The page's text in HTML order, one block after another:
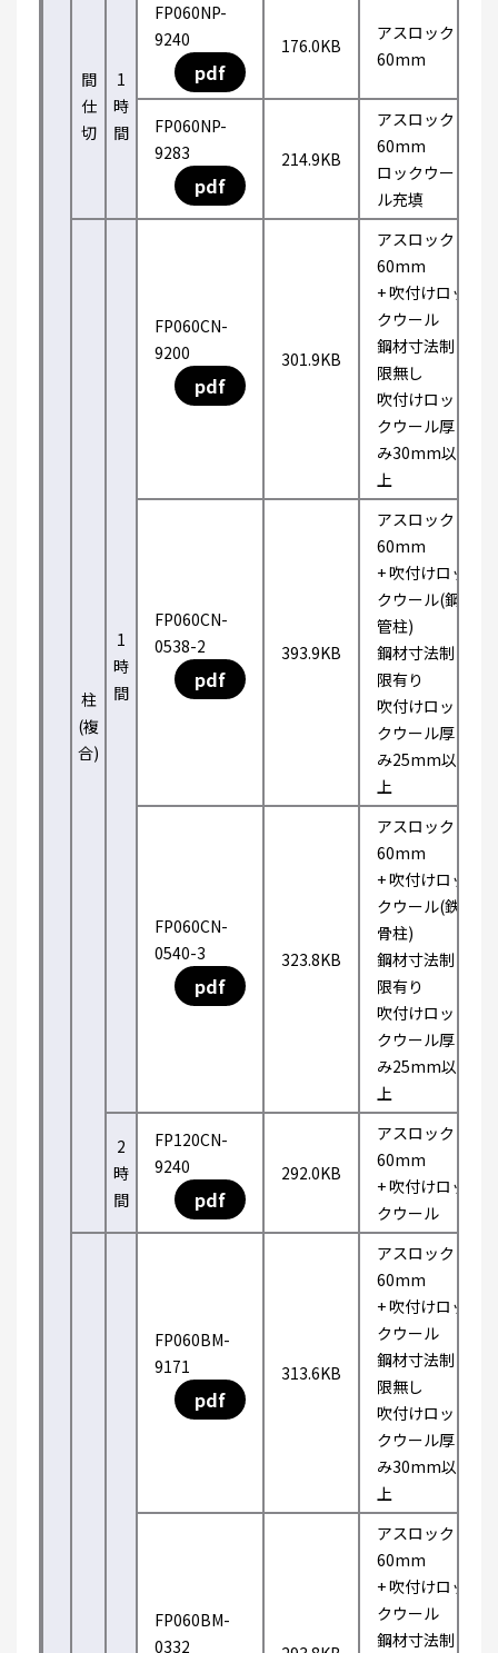
間
仕
切
1
時
間
FP060NP-
9240
pdf
176.0KB
アスロック
60mm
FP060NP-
9283
pdf
214.9KB
アスロック
60mm
ロックウー
ル充填
柱
(複
合)
1
時
間
FP060CN-
9200
pdf
301.9KB
アスロック
60mm
+ 吹付けロッ
クウール
鋼材寸法制
限無し
吹付けロッ
クウール厚
み30mm以
上
FP060CN-
0538-2
pdf
393.9KB
アスロック
60mm
+ 吹付けロッ
クウール(鋼
管柱)
鋼材寸法制
限有り
吹付けロッ
クウール厚
み25mm以
上
FP060CN-
0540-3
pdf
323.8KB
アスロック
60mm
+ 吹付けロッ
クウール(鉄
骨柱)
鋼材寸法制
限有り
吹付けロッ
クウール厚
み25mm以
上
2
時
間
FP120CN-
9240
pdf
292.0KB
アスロック
60mm
+ 吹付けロッ
クウール
FP060BM-
9171
pdf
313.6KB
アスロック
60mm
+ 吹付けロッ
クウール
鋼材寸法制
限無し
吹付けロッ
クウール厚
み30mm以
上
FP060BM-
0332
アスロック
60mm
+ 吹付けロッ
クウール
鋼材寸法制